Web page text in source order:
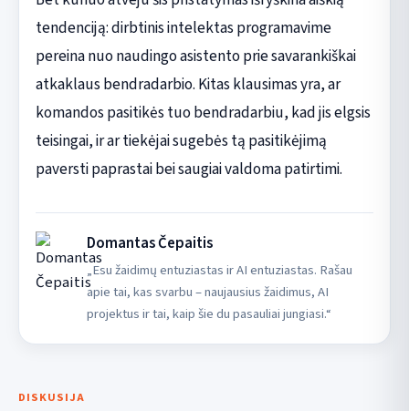
tendenciją: dirbtinis intelektas programavime
pereina nuo naudingo asistento prie savarankiškai
atkaklaus bendradarbio. Kitas klausimas yra, ar
komandos pasitikės tuo bendradarbiu, kad jis elgsis
teisingai, ir ar tiekėjai sugebės tą pasitikėjimą
paversti paprastai bei saugiai valdoma patirtimi.
Domantas Čepaitis
„Esu žaidimų entuziastas ir AI entuziastas. Rašau
apie tai, kas svarbu – naujausius žaidimus, AI
projektus ir tai, kaip šie du pasauliai jungiasi.“
DISKUSIJA